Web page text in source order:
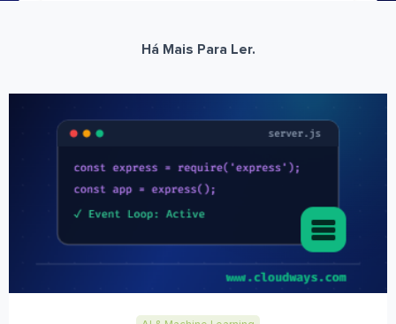
Há Mais Para Ler.